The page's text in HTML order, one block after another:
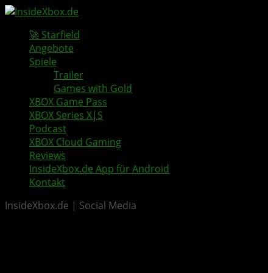
🚀 Starfield
Angebote
Spiele
Trailer
Games with Gold
XBOX Game Pass
XBOX Series X|S
Podcast
XBOX Cloud Gaming
Reviews
InsideXbox.de App für Android
Kontakt
InsideXbox.de | Social Media